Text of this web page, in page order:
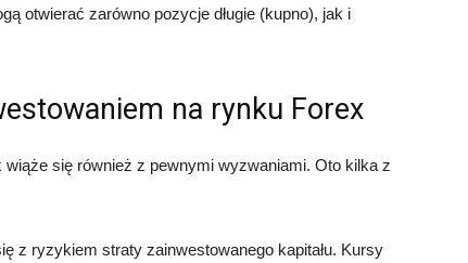
otwierać zarówno pozycje długie (kupno), jak i
na rynku Forex
się również z pewnymi wyzwaniami. Oto kilka z
z ryzykiem straty zainwestowanego kapitału. Kursy